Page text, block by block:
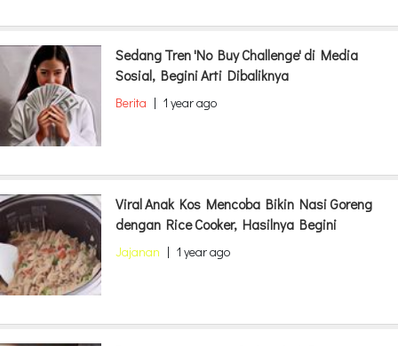
Sedang Tren 'No Buy Challenge' di Media
Sosial, Begini Arti Dibaliknya
Berita | 1 year ago
Viral Anak Kos Mencoba Bikin Nasi Goreng
dengan Rice Cooker, Hasilnya Begini
Jajanan | 1 year ago